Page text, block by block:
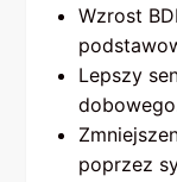
Wzrost
Lepszy
poprzez